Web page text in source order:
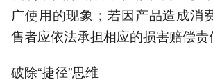
广使用的现象；若因产品造成消
售者应依法承担相应的损害赔偿责
破除“捷径”思维